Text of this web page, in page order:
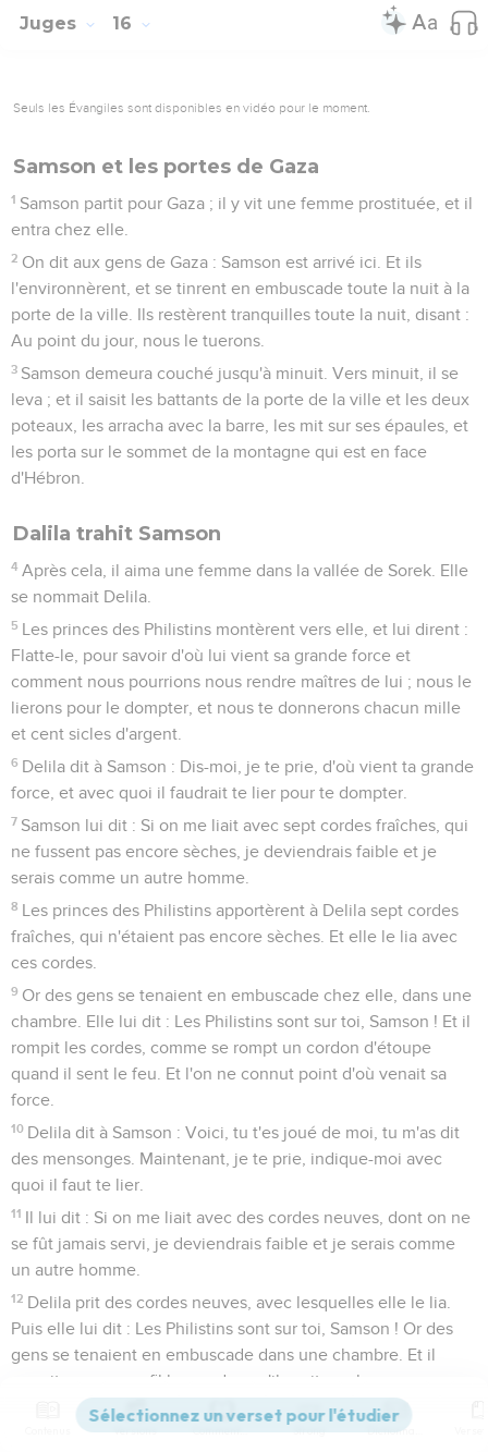
Juges 16
Seuls les Évangiles sont disponibles en vidéo pour le moment.
Samson et les portes de Gaza
1 Samson partit pour Gaza ; il y vit une femme prostituée, et il
entra chez elle.
2 On dit aux gens de Gaza : Samson est arrivé ici. Et ils
l'environnèrent, et se tinrent en embuscade toute la nuit à la
porte de la ville. Ils restèrent tranquilles toute la nuit, disant :
Au point du jour, nous le tuerons.
3 Samson demeura couché jusqu'à minuit. Vers minuit, il se
leva ; et il saisit les battants de la porte de la ville et les deux
poteaux, les arracha avec la barre, les mit sur ses épaules, et
les porta sur le sommet de la montagne qui est en face
d'Hébron.
Dalila trahit Samson
4 Après cela, il aima une femme dans la vallée de Sorek. Elle
se nommait Delila.
5 Les princes des Philistins montèrent vers elle, et lui dirent :
Flatte-le, pour savoir d'où lui vient sa grande force et
comment nous pourrions nous rendre maîtres de lui ; nous le
lierons pour le dompter, et nous te donnerons chacun mille
et cent sicles d'argent.
6 Delila dit à Samson : Dis-moi, je te prie, d'où vient ta grande
force, et avec quoi il faudrait te lier pour te dompter.
7 Samson lui dit : Si on me liait avec sept cordes fraîches, qui
ne fussent pas encore sèches, je deviendrais faible et je
serais comme un autre homme.
8 Les princes des Philistins apportèrent à Delila sept cordes
fraîches, qui n'étaient pas encore sèches. Et elle le lia avec
ces cordes.
9 Or des gens se tenaient en embuscade chez elle, dans une
chambre. Elle lui dit : Les Philistins sont sur toi, Samson ! Et il
rompit les cordes, comme se rompt un cordon d'étoupe
quand il sent le feu. Et l'on ne connut point d'où venait sa
force.
10 Delila dit à Samson : Voici, tu t'es joué de moi, tu m'as dit
des mensonges. Maintenant, je te prie, indique-moi avec
quoi il faut te lier.
11 Il lui dit : Si on me liait avec des cordes neuves, dont on ne
se fût jamais servi, je deviendrais faible et je serais comme
un autre homme.
12 Delila prit des cordes neuves, avec lesquelles elle le lia.
Puis elle lui dit : Les Philistins sont sur toi, Samson ! Or des
gens se tenaient en embuscade dans une chambre. Et il
rompit comme un fil les cordes qu'il avait aux bras.
Delila dit à Samson : Jusqu'à présent tu t'es joué de moi, tu
Versions Commentaires Strong